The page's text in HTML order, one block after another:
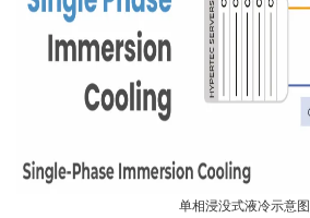
单相浸没式液冷示意图